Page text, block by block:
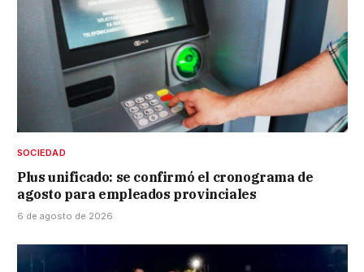
SOCIEDAD
Plus unificado: se confirmó el cronograma de
agosto para empleados provinciales
6 de agosto de 2026